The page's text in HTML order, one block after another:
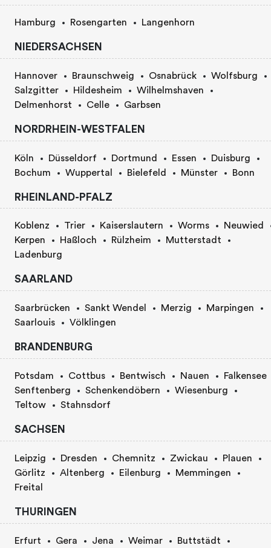
Hamburg Rosengarten Langenhorn
NIEDERSACHSEN
Hannover Braunschweig Osnabrück
Wolfsburg
Salzgitter
Hildesheim
Wilhelmshaven
Delmenhorst
Celle Garbsen
NORDRHEIN-WESTFALEN
Köln Düsseldorf Dortmund Essen
Duisburg
Bochum
Wuppertal Bielefeld Münster Bonn
RHEINLAND-PFALZ
Koblenz Trier Kaiserslautern Worms
Neuwied
Kerpen
Haßloch Rülzheim
Mutterstadt
Ladenburg
SAARLAND
Saarbrücken Sankt Wendel Merzig
Marpingen
Saarlouis
Völklingen
BRANDENBURG
Potsdam Cottbus Bentwisch Nauen
Falkensee
Senftenberg
Schenkendöbern
Wiesenburg
Teltow
Stahnsdorf
SACHSEN
Leipzig Dresden Chemnitz Zwickau
Plauen
Görlitz
Altenberg Eilenburg
Memmingen
Freital
THURINGEN
Erfurt Gera Jena Weimar
Buttstädt